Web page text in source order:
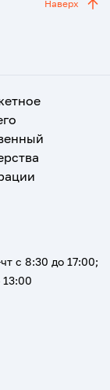
Наверх
с 8:30 до 17:00;
13:00